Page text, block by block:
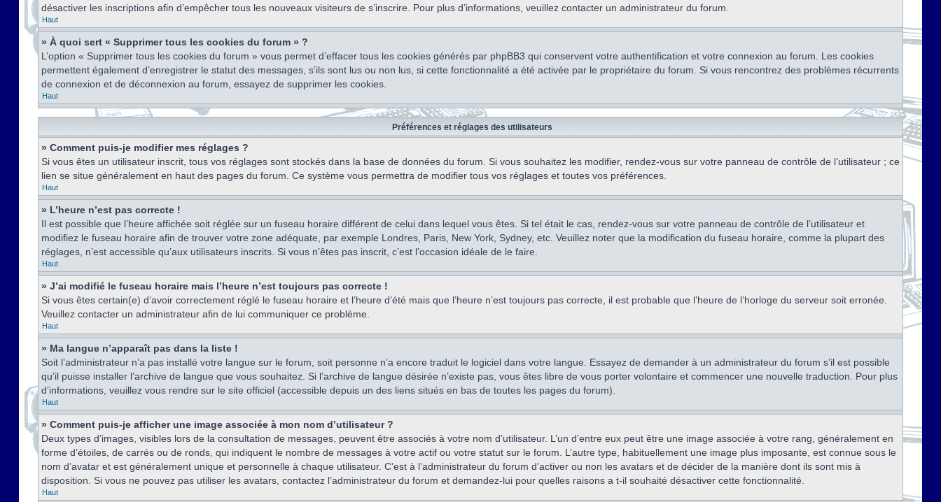
désactiver les inscriptions afin d’empêcher tous les nouveaux visiteurs de s’inscrire. Pour plus d’informations, veuillez contacter un administrateur du forum.
Haut
» À quoi sert « Supprimer tous les cookies du forum » ?
L’option « Supprimer tous les cookies du forum » vous permet d’effacer tous les cookies générés par phpBB3 qui conservent votre authentification et votre connexion au forum. Les cookies
permettent également d’enregistrer le statut des messages, s’ils sont lus ou non lus, si cette fonctionnalité a été activée par le propriétaire du forum. Si vous rencontrez des problèmes récurrents
de connexion et de déconnexion au forum, essayez de supprimer les cookies.
Haut
Préférences et réglages des utilisateurs
» Comment puis-je modifier mes réglages ?
Si vous êtes un utilisateur inscrit, tous vos réglages sont stockés dans la base de données du forum. Si vous souhaitez les modifier, rendez-vous sur votre panneau de contrôle de l’utilisateur ; ce
lien se situe généralement en haut des pages du forum. Ce système vous permettra de modifier tous vos réglages et toutes vos préférences.
Haut
» L’heure n’est pas correcte !
Il est possible que l’heure affichée soit réglée sur un fuseau horaire différent de celui dans lequel vous êtes. Si tel était le cas, rendez-vous sur votre panneau de contrôle de l’utilisateur et
modifiez le fuseau horaire afin de trouver votre zone adéquate, par exemple Londres, Paris, New York, Sydney, etc. Veuillez noter que la modification du fuseau horaire, comme la plupart des
réglages, n’est accessible qu’aux utilisateurs inscrits. Si vous n’êtes pas inscrit, c’est l’occasion idéale de le faire.
Haut
» J’ai modifié le fuseau horaire mais l’heure n’est toujours pas correcte !
Si vous êtes certain(e) d’avoir correctement réglé le fuseau horaire et l’heure d’été mais que l’heure n’est toujours pas correcte, il est probable que l’heure de l’horloge du serveur soit erronée.
Veuillez contacter un administrateur afin de lui communiquer ce problème.
Haut
» Ma langue n’apparaît pas dans la liste !
Soit l’administrateur n’a pas installé votre langue sur le forum, soit personne n’a encore traduit le logiciel dans votre langue. Essayez de demander à un administrateur du forum s’il est possible
qu’il puisse installer l’archive de langue que vous souhaitez. Si l’archive de langue désirée n’existe pas, vous êtes libre de vous porter volontaire et commencer une nouvelle traduction. Pour plus
d’informations, veuillez vous rendre sur le site officiel (accessible depuis un des liens situés en bas de toutes les pages du forum).
Haut
» Comment puis-je afficher une image associée à mon nom d’utilisateur ?
Deux types d’images, visibles lors de la consultation de messages, peuvent être associés à votre nom d’utilisateur. L’un d’entre eux peut être une image associée à votre rang, généralement en
forme d’étoiles, de carrés ou de ronds, qui indiquent le nombre de messages à votre actif ou votre statut sur le forum. L’autre type, habituellement une image plus imposante, est connue sous le
nom d’avatar et est généralement unique et personnelle à chaque utilisateur. C’est à l’administrateur du forum d’activer ou non les avatars et de décider de la manière dont ils sont mis à
disposition. Si vous ne pouvez pas utiliser les avatars, contactez l’administrateur du forum et demandez-lui pour quelles raisons a t-il souhaité désactiver cette fonctionnalité.
Haut